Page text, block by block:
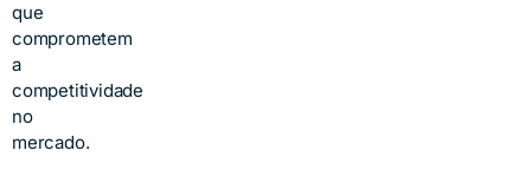
que
comprometem
a
competitividade
no
mercado.